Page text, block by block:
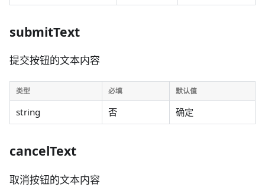
submitText
提交按钮的文本内容
类型 必填 默认值
string 否 确定
cancelText
取消按钮的文本内容